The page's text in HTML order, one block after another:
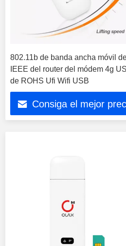
802.11b de banda ancha móvil
IEEE del router del módem 4g
de ROHS Ufi Wifi USB
Consiga el mejor